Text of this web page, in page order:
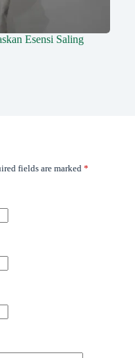
Esensi Saling
fields are marked *